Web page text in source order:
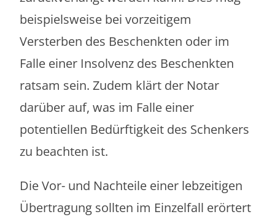
beispielsweise bei vorzeitigem
Versterben des Beschenkten oder im
Falle einer Insolvenz des Beschenkten
ratsam sein. Zudem klärt der Notar
darüber auf, was im Falle einer
potentiellen Bedürftigkeit des Schenkers
zu beachten ist.
Die Vor- und Nachteile einer lebzeitigen
Übertragung sollten im Einzelfall erörtert